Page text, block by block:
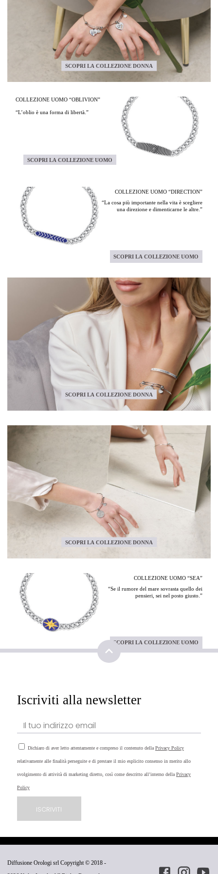
SCOPRI LA COLLEZIONE DONNA
COLLEZIONE UOMO “OBLIVION”
“L’oblio è una forma di libertà.”
SCOPRI LA COLLEZIONE UOMO
COLLEZIONE UOMO “DIRECTION”
“La cosa più importante nella vita è scegliere
una direzione e dimenticarne le altre.”
SCOPRI LA COLLEZIONE UOMO
SCOPRI LA COLLEZIONE DONNA
SCOPRI LA COLLEZIONE DONNA
COLLEZIONE UOMO “SEA”
“Se il rumore del mare sovrasta quello dei
pensieri, sei nel posto giusto.”
SCOPRI LA COLLEZIONE UOMO
Iscriviti alla newsletter
Dichiaro di aver letto attentamente e compreso il contenuto della Privacy Policy
relativamente alle finalità perseguite e di prestare il mio esplicito consenso in merito allo
svolgimento di attività di marketing diretto, così come descritto all’interno della Privacy
Policy
Diffusione Orologi srl Copyright © 2018 -